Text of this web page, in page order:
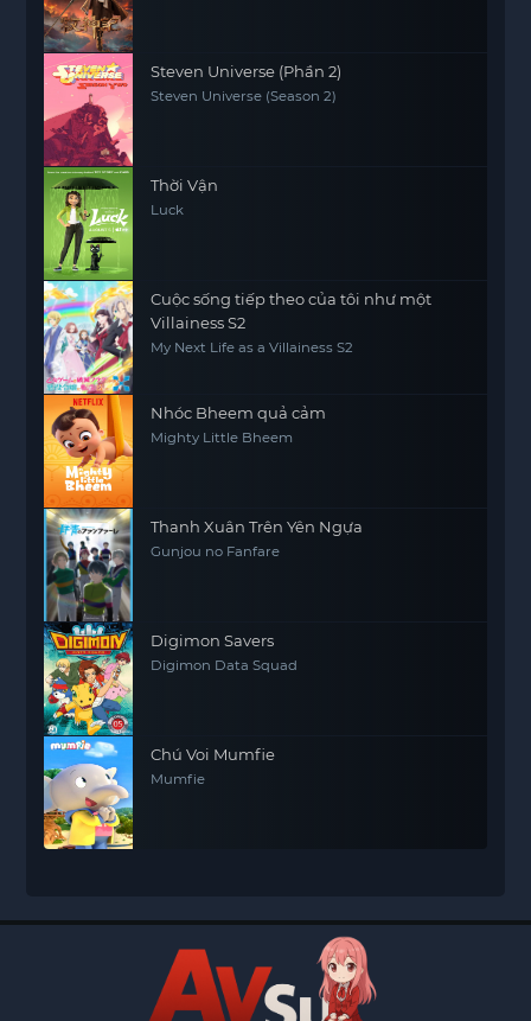
Steven Universe (Phần 2)
Steven Universe (Season 2)
Thời Vận
Luck
Cuộc sống tiếp theo của tôi như một
Villainess S2
My Next Life as a Villainess S2
Nhóc Bheem quả cảm
Mighty Little Bheem
Thanh Xuân Trên Yên Ngựa
Gunjou no Fanfare
Digimon Savers
Digimon Data Squad
Chú Voi Mumfie
Mumfie